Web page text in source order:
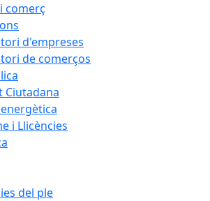
comerç
d'empreses
de comerços
Ciutadana
i Llicències
del ple